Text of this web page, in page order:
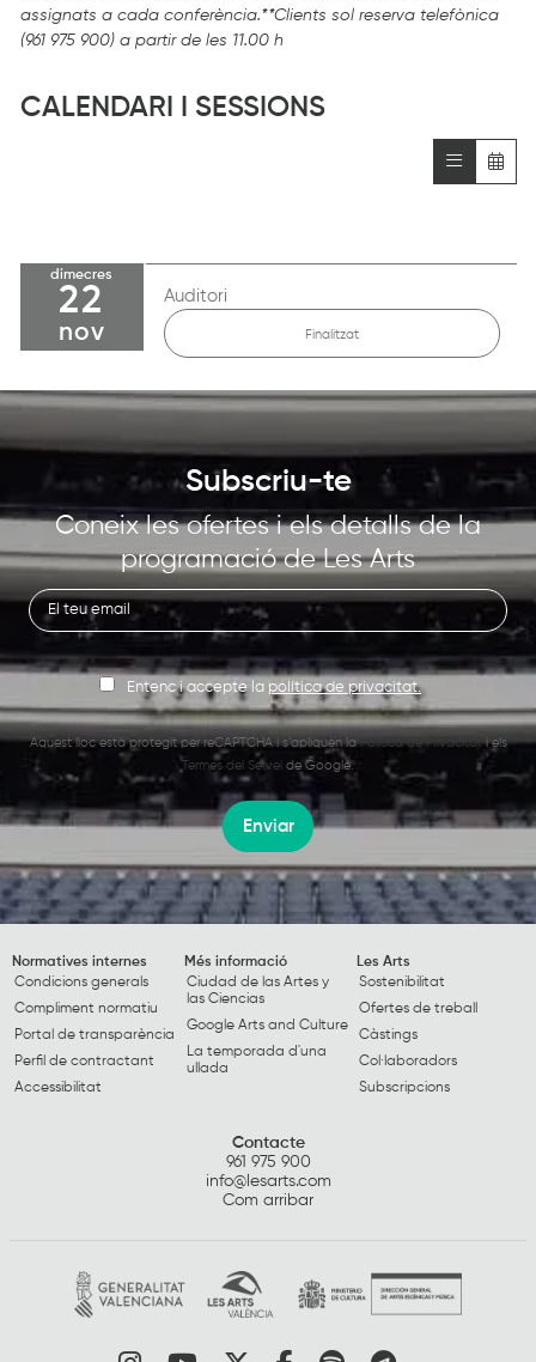
assignats a cada conferència.**Clients sol reserva telefònica
(961 975 900) a partir de les 11.00 h
CALENDARI I SESSIONS
dimecres
22
nov
Auditori
Finalitzat
Subscriu-te
Coneix les ofertes i els detalls de la
programació de Les Arts
Entenc i accepte la política de privacitat.
Aquest lloc està protegit per reCAPTCHA i s’apliquen laPolítica de Privacitati els
Termes del Servei de Google.
Enviar
Normatives internes
Condicions generals
Compliment normatiu
Portal de transparència
Perfil de contractant
Accessibilitat
Més informació
Ciudad de las Artes y
las Ciencias
Google Arts and Culture
La temporada d'una
ullada
Les Arts
Sostenibilitat
Ofertes de treball
Càstings
Col·laboradors
Subscripcions
Contacte
961 975 900
info@lesarts.com
Com arribar